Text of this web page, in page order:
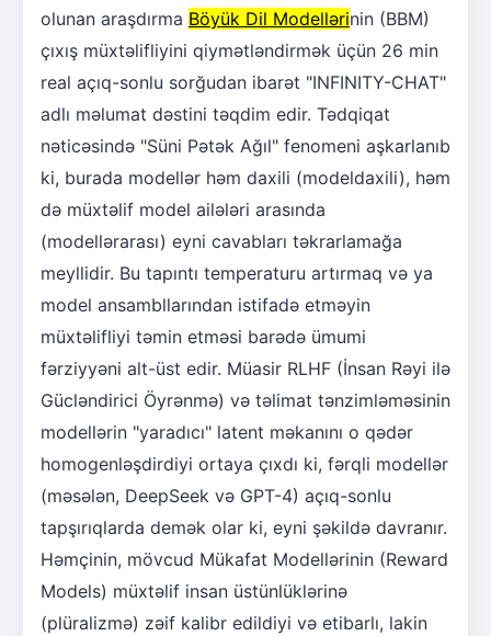
olunan araşdırma Böyük Dil Modellərinin (BBM)
çıxış müxtəlifliyini qiymətləndirmək üçün 26 min
real açıq-sonlu sorğudan ibarət "INFINITY-CHAT"
adlı məlumat dəstini təqdim edir. Tədqiqat
nəticəsində "Süni Pətək Ağıl" fenomeni aşkarlanıb
ki, burada modellər həm daxili (modeldaxili), həm
də müxtəlif model ailələri arasında
(modellərarası) eyni cavabları təkrarlamağa
meyllidir. Bu tapıntı temperaturu artırmaq və ya
model ansambllarından istifadə etməyin
müxtəlifliyi təmin etməsi barədə ümumi
fərziyyəni alt-üst edir. Müasir RLHF (İnsan Rəyi ilə
Gücləndirici Öyrənmə) və təlimat tənzimləməsinin
modellərin "yaradıcı" latent məkanını o qədər
homogenləşdirdiyi ortaya çıxdı ki, fərqli modellər
(məsələn, DeepSeek və GPT-4) açıq-sonlu
tapşırıqlarda demək olar ki, eyni şəkildə davranır.
Həmçinin, mövcud Mükafat Modellərinin (Reward
Models) müxtəlif insan üstünlüklərinə
(plüralizmə) zəif kalibr edildiyi və etibarlı, lakin